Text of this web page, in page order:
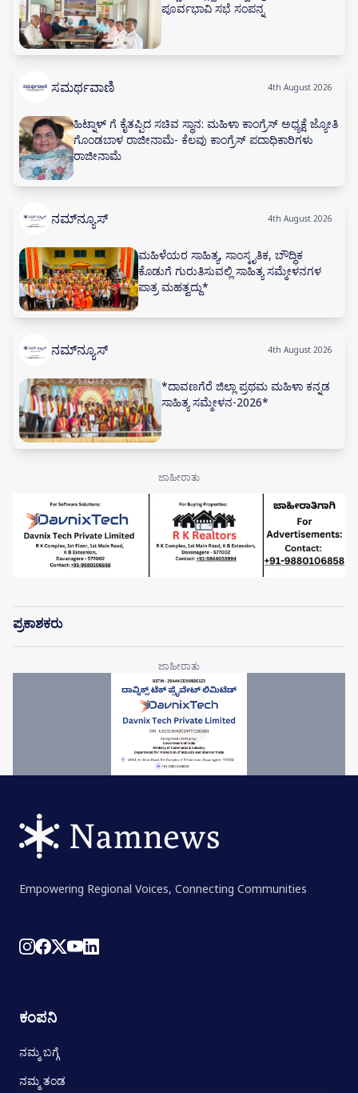
ಪೂರ್ವಭಾವಿ ಸಭೆ ಸಂಪನ್ನ
ಸಮರ್ಥವಾಣಿ 4th August 2026
ಹಿಟ್ನಾಳ್ ಗೆ ಕೈತಪ್ಪಿದ ಸಚಿವ ಸ್ಥಾನ: ಮಹಿಳಾ ಕಾಂಗ್ರೆಸ್ ಅಧ್ಯಕ್ಷೆ ಜ್ಯೋತಿ
ಗೊಂಡಬಾಳ ರಾಜೀನಾಮೆ- ಕೆಲವು ಕಾಂಗ್ರೆಸ್ ಪದಾಧಿಕಾರಿಗಳು
ರಾಜೀನಾಮೆ
ನಮ್‌ನ್ಯೂಸ್ 4th August 2026
ಮಹಿಳೆಯರ ಸಾಹಿತ್ಯ, ಸಾಂಸ್ಕೃತಿಕ, ಬೌದ್ಧಿಕ
ಕೊಡುಗೆ ಗುರುತಿಸುವಲ್ಲಿ ಸಾಹಿತ್ಯ ಸಮ್ಮೇಳನಗಳ
ಪಾತ್ರ ಮಹತ್ವದ್ದು*
ನಮ್‌ನ್ಯೂಸ್ 4th August 2026
*ದಾವಣಗೆರೆ ಜಿಲ್ಲಾ ಪ್ರಥಮ ಮಹಿಳಾ ಕನ್ನಡ
ಸಾಹಿತ್ಯ ಸಮ್ಮೇಳನ-2026*
ಪ್ರಕಾಶಕರು
Empowering Regional Voices, Connecting Communities
ಕಂಪನಿ
ನಮ್ಮ ಬಗ್ಗೆ
ನಮ್ಮ ತಂಡ